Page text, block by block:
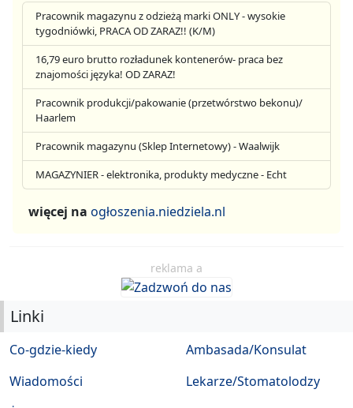
Pracownik magazynu z odzieżą marki ONLY - wysokie
tygodniówki, PRACA OD ZARAZ!! (K/M)
16,79 euro brutto rozładunek kontenerów- praca bez
znajomości języka! OD ZARAZ!
Pracownik produkcji/pakowanie (przetwórstwo bekonu)/
Haarlem
Pracownik magazynu (Sklep Internetowy) - Waalwijk
MAGAZYNIER - elektronika, produkty medyczne - Echt
więcej na ogłoszenia.niedziela.nl
reklama a
Linki
Co-gdzie-kiedy
Wiadomości
Ambasada/Konsulat
Lekarze/Stomatolodzy